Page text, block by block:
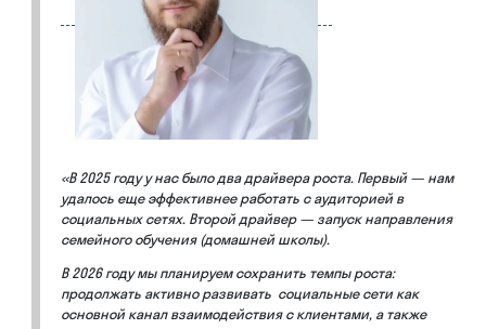
«В 2025 году у нас было два драйвера роста. Первый — нам
удалось еще эффективнее работать с аудиторией в
социальных сетях. Второй драйвер — запуск направления
семейного обучения (домашней школы).
В 2026 году мы планируем сохранить темпы роста:
продолжать активно развивать социальные сети как
основной канал взаимодействия с клиентами, а также